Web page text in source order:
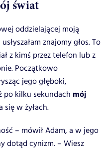
świat
oddzielającej moją
znajomy głos. To
z kimś przez telefon lub z
Początkowo
jego głęboki,
po kilku sekundach mój
się w żyłach.
– mówił Adam, a w jego
dotąd cynizm. – Wiesz